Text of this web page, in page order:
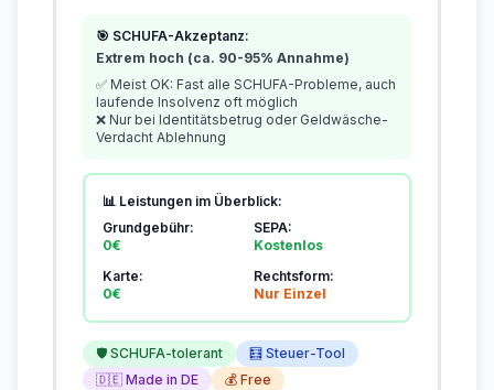
🎯 SCHUFA-Akzeptanz:
Extrem hoch (ca. 90-95% Annahme)
✅ Meist OK: Fast alle SCHUFA-Probleme, auch
laufende Insolvenz oft möglich
❌ Nur bei Identitätsbetrug oder Geldwäsche-
Verdacht Ablehnung
📊 Leistungen im Überblick:
Grundgebühr:
0€
SEPA:
Kostenlos
Karte:
0€
Rechtsform:
Nur Einzel
🛡️ SCHUFA-tolerant
🧮 Steuer-Tool
🇩🇪 Made in DE
💰 Free